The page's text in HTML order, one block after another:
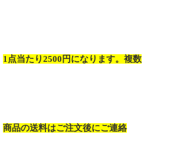
1点当たり2500円になります。複数
商品の送料はご注文後にご連絡